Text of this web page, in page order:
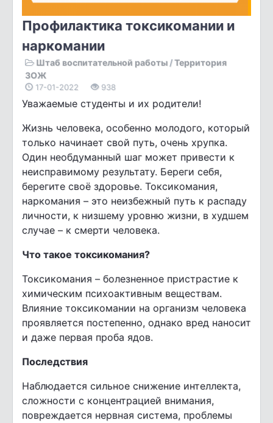
Профилактика токсикомании и
наркомании
Штаб воспитательной работы /Территория
ЗОЖ
17-01-2022 938
Уважаемые студенты и их родители!
Жизнь человека, особенно молодого, который
только начинает свой путь, очень хрупка.
Один необдуманный шаг может привести к
неисправимому результату. Береги себя,
берегите своё здоровье. Токсикомания,
наркомания – это неизбежный путь к распаду
личности, к низшему уровню жизни, в худшем
случае – к смерти человека.
Что такое токсикомания?
Токсикомания – болезненное пристрастие к
химическим психоактивным веществам.
Влияние токсикомании на организм человека
проявляется постепенно, однако вред наносит
и даже первая проба ядов.
Последствия
Наблюдается сильное снижение интеллекта,
сложности с концентрацией внимания,
повреждается нервная система, проблемы